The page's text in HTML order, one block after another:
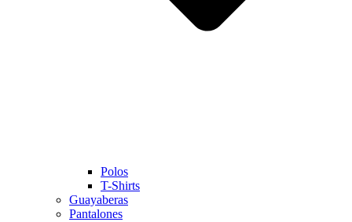
Polos
T-Shirts
Guayaberas
Pantalones